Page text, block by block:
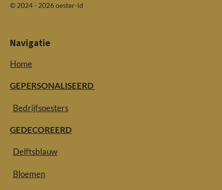
© 2024 - 2026 oester-id
Navigatie
Home
GEPERSONALISEERD
Bedrijfsoesters
GEDECOREERD
Delftsblauw
Bloemen